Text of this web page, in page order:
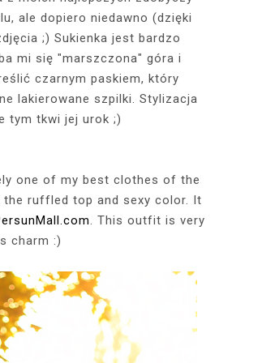
MORE ME THAN EVER :)
2025 - THE
PHOTOS ON
SZARA SPÓDNICZKA I CZARNE
+ PIOSENKI, KTÓRYMI
PRAGNĘ SIĘ Z WAMI PODZIELIĆ
FALBANAMI,
I SZPILKI +
PRAGNĘ SIĘ Z
DLACZEGO MONA LISA STAŁA
SIĘ SŁAWNA I KOGO ZASTĄPIŁA
WENUS Z MILO?
WIZYTA W
PRACOWNI FRYZJERSKIEJ CUT
CUT
JAKIEGO
CZYM
WŁOSY?
ale dopiero niedawno (dzięki
;) Sukienka jest bardzo
mi się "marszczona" góra i
czarnym paskiem, który
lakierowane szpilki. Stylizacja
tym tkwi jej urok ;)
one of my best clothes of the
ruffled top and sexy color. It
. This outfit is very
charm :)